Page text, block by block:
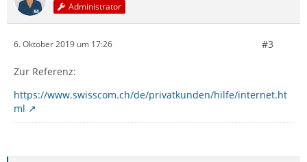
Administrator
6. Oktober 2019 um 17:26 #3
Zur Referenz:
https://www.swisscom.ch/de/privatkunden/hilfe/internet.ht
ml